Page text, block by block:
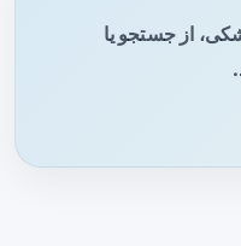
از جستجو یا